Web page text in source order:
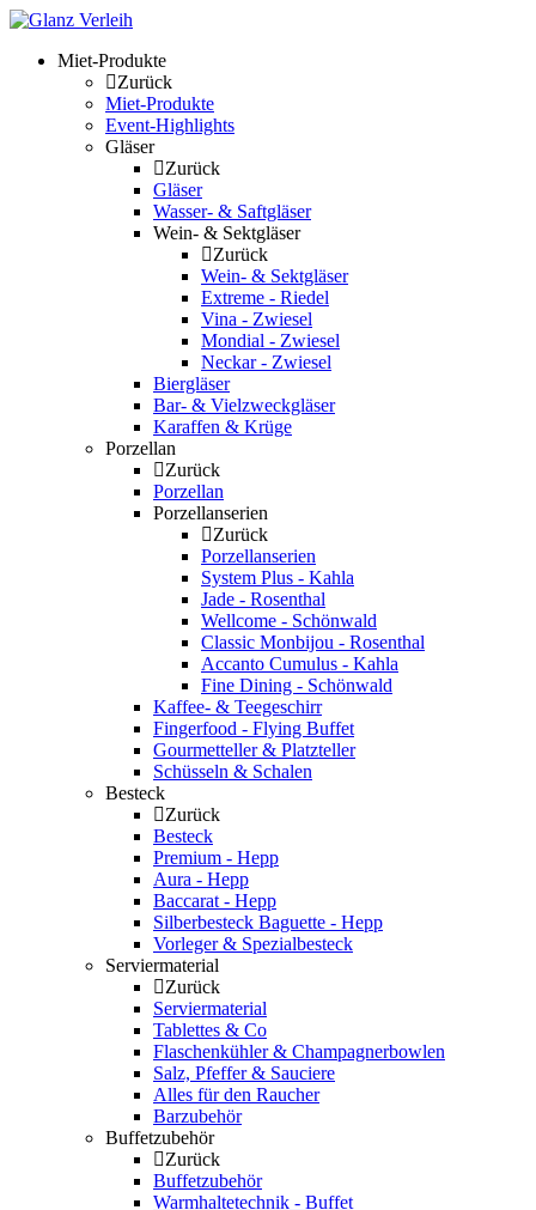
Skip
contentMiet-Produkte
Zurück
Miet-Produkte
Event-Highlights
Gläser
Zurück
Gläser
Wasser- & Saftgläser
Wein- & Sektgläser
Zurück
Wein- & Sektgläser
Extreme - Riedel
Vina - Zwiesel
Mondial - Zwiesel
Neckar - Zwiesel
Biergläser
Bar- & Vielzweckgläser
Karaffen & Krüge
Porzellan
Zurück
Porzellan
Porzellanserien
Zurück
Porzellanserien
System Plus - Kahla
Jade - Rosenthal
Wellcome - Schönwald
Classic Monbijou - Rosenthal
Accanto Cumulus - Kahla
Fine Dining - Schönwald
Kaffee- & Teegeschirr
Fingerfood - Flying Buffet
Gourmetteller & Platzteller
Schüsseln & Schalen
Besteck
Zurück
Besteck
Premium - Hepp
Aura - Hepp
Baccarat - Hepp
Silberbesteck Baguette - Hepp
Vorleger & Spezialbesteck
Serviermaterial
Zurück
Serviermaterial
Tablettes & Co
Flaschenkühler & Champagnerbowlen
Salz, Pfeffer & Sauciere
Alles für den Raucher
Barzubehör
Buffetzubehör
Zurück
Buffetzubehör
Warmhaltetechnik - Buffet